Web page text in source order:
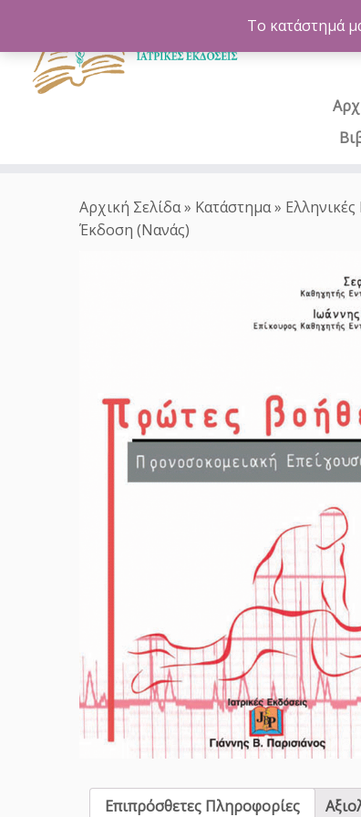
περιεχόμενο
Αρχική Σελίδα» Κατάστημα» Ελληνικές
Έκδοση (Νανάς)
Επιπρόσθετες Πληροφορίες
Το κατάστημά